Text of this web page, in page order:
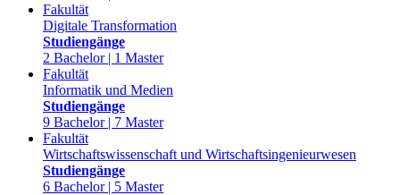
Fakultät
Digitale Transformation
Studiengänge
2 Bachelor | 1 Master
Fakultät
Informatik und Medien
Studiengänge
9 Bachelor | 7 Master
Fakultät
Wirtschaftswissenschaft und Wirtschaftsingenieurwesen
Studiengänge
6 Bachelor | 5 Master